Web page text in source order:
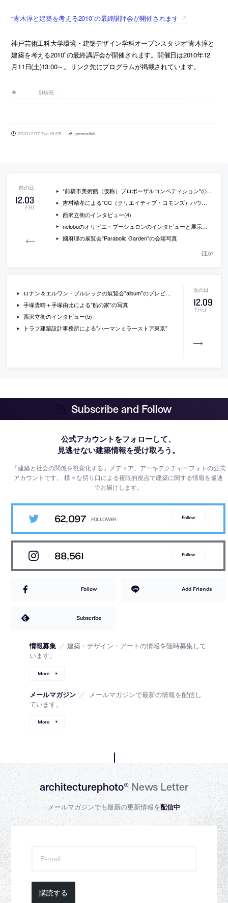
“青木淳と建築を考える2010″の最終講評会が開催されます
神戸芸術工科大学環境・建築デザイン学科オープンスタジオ”青木淳と
建築を考える2010″の最終講評会が開催されます。開催日は2010年12
月11日(土)13:00～。リンク先にプログラムが掲載されています。
SHARE
2010.12.07 Tue 15:05 permalink
12.03
FRI
“前橋市美術館（仮称）プロポーザルコンペティション”の概要が発表
吉村靖孝による”CC（クリエイティブ・コモンズ）ハウス展”の会場写真
西沢立衛のインタビュー(4)
neloboのオリビエ・ブーシュロンのインタビューと展示の会場写真
國府理の展覧会”Parabolic Garden”の会場写真
ほか
12.09
THU
ロナン＆エルワン・ブルレックの展覧会”album”のプレビュー
手塚貴晴＋手塚由比による”船の家”の写真
西沢立衛のインタビュー(5)
トラフ建築設計事務所による”ハーマンミラーストア東京”
Subscribe and Follow
公式アカウントをフォローして、
見逃せない建築情報を受け取ろう。
「建築と社会の関係を視覚化する」メディア、アーキテクチャーフォトの公式
アカウントです。様々な切り口による複眼的視点で建築に関する情報を最速
でお届けします。
62,097 Follow
88,561 Follow
Follow Add Friends
Subscribe
情報募集 ／ 建築・デザイン・アートの情報を随時募集して
います。
More
メールマガジン ／
メールマガジンで最新の情報を配信し
ています。
More
architecturephoto®News Letter
メールマガジンでも最新の更新情報を配信中
購読する